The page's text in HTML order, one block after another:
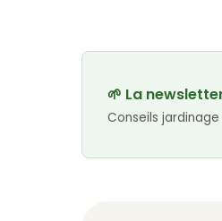
🌱 La
Conseils